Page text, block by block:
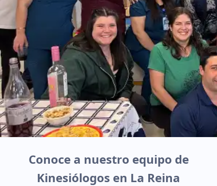
Conoce a nuestro equipo de
Kinesiólogos en La Reina